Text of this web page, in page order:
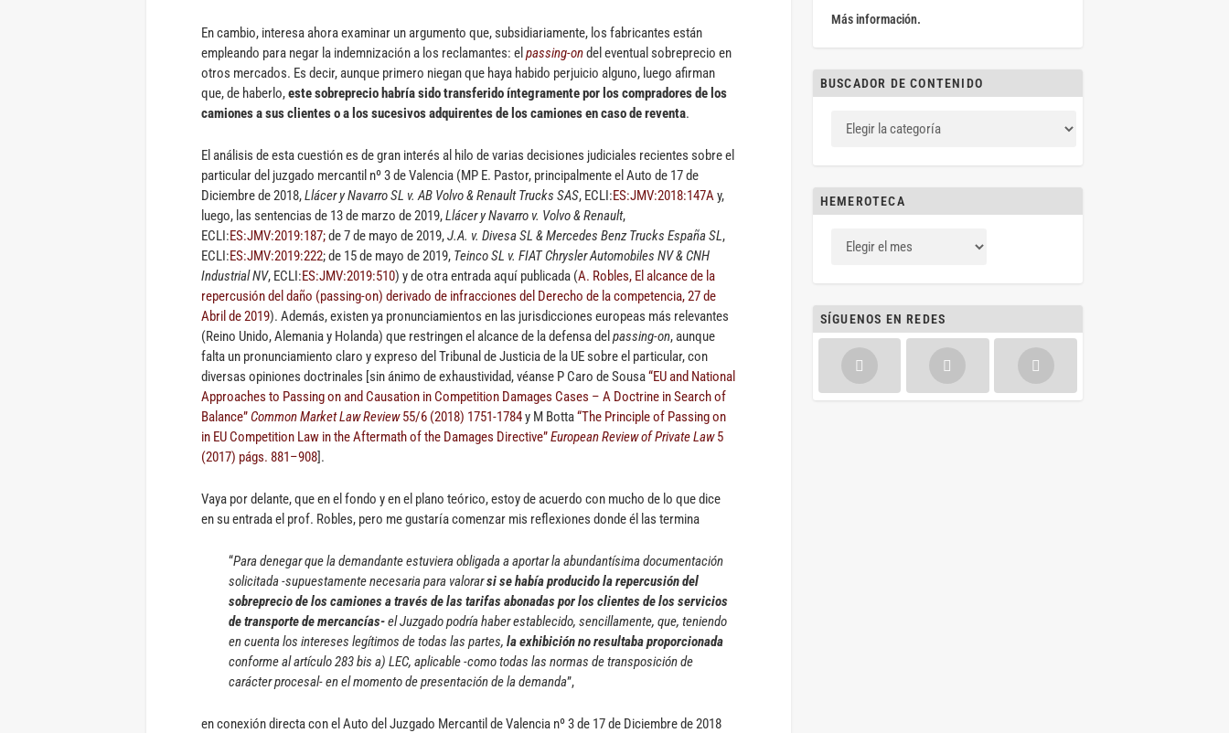
En cambio, interesa ahora examinar un argumento que, subsidiariamente, los fabricantes están
empleando para negar la indemnización a los reclamantes: el passing-ondel eventual sobreprecio en
otros mercados. Es decir, aunque primero niegan que haya habido perjuicio alguno, luego afirman
que, de haberlo,este sobreprecio habría sido transferido íntegramente por los compradores de los
camiones a sus clientes o a los sucesivos adquirentes de los camiones en caso de reventa.
El análisis de esta cuestión es de gran interés al hilo de varias decisiones judiciales recientes sobre el
particular del juzgado mercantil nº 3 de Valencia (MP E. Pastor, principalmente el Auto de 17 de
Diciembre de 2018,Llácer y Navarro SL v. AB Volvo & Renault Trucks SAS, ECLI:ES:JMV:2018:147Ay,
luego, las sentencias de 13 de marzo de 2019,Llácer y Navarro v. Volvo & Renault,
ECLI:ES:JMV:2019:187;de 7 de mayo de 2019,J.A. v. Divesa SL & Mercedes Benz Trucks España SL,
ECLI:ES:JMV:2019:222; de 15 de mayo de 2019, Teinco SL v. FIAT Chrysler Automobiles NV & CNH
Industrial NV, ECLI:ES:JMV:2019:510) y de otra entrada aquí publicada (A. Robles, El alcance de la
repercusión del daño (passing-on) derivado de infracciones del Derecho de la competencia, 27 de
Abril de 2019). Además, existen ya pronunciamientos en las jurisdicciones europeas más relevantes
(Reino Unido, Alemania y Holanda) que restringen el alcance de la defensa del passing-on, aunque
falta un pronunciamiento claro y expreso del Tribunal de Justicia de la UE sobre el particular, con
diversas opiniones doctrinales [sin ánimo de exhaustividad, véanse P Caro de Sousa“EU and National
Approaches to Passing on and Causation in Competition Damages Cases – A Doctrine in Search of
Balance”Common Market Law Review55/6 (2018) 1751-1784y M Botta“The Principle of Passing on
in EU Competition Law in the Aftermath of the Damages Directive”European Review of Private Law5
(2017) págs. 881–908].
Vaya por delante, que en el fondo y en el plano teórico, estoy de acuerdo con mucho de lo que dice
en su entrada el prof. Robles, pero me gustaría comenzar mis reflexiones donde él las termina
“Para denegar que la demandante estuviera obligada a aportar la abundantísima documentación
solicitada -supuestamente necesaria para valorarsi se había producido la repercusión del
sobreprecio de los camiones a través de las tarifas abonadas por los clientes de los servicios
de transporte de mercancías-el Juzgado podría haber establecido, sencillamente, que, teniendo
en cuenta los intereses legítimos de todas las partes, la exhibición no resultaba proporcionada
conforme al artículo 283 bis a) LEC, aplicable -como todas las normas de transposición de
carácter procesal- en el momento de presentación de la demanda”,
en conexión directa con el Auto del Juzgado Mercantil de Valencia nº 3 de 17 de Diciembre de 2018
Más información.
BUSCADOR DE CONTENIDO
HEMEROTECA
SÍGUENOS EN REDES